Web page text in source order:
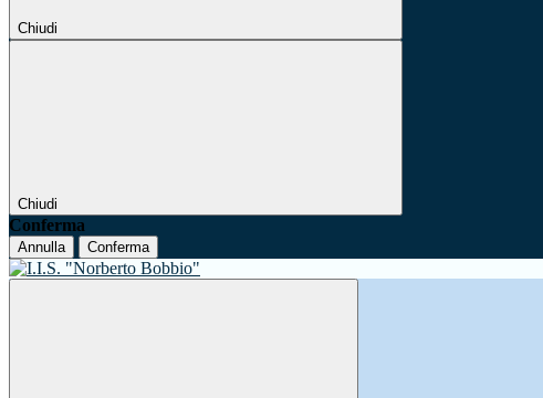
Chiudi
Chiudi
Conferma
Annulla Conferma